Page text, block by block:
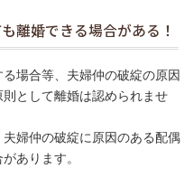
離婚できる場合がある！
場合等、夫婦仲の破綻の原因
として離婚は認められませ
婦仲の破綻に原因のある配偶
あります。